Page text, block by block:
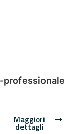
Maggiori
dettagli